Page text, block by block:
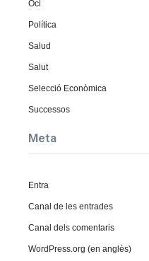
Oci
Política
Salud
Salut
Selecció Econòmica
Successos
Meta
Entra
Canal de les entrades
Canal dels comentaris
WordPress.org (en anglès)